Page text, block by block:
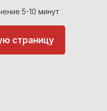
страницу
5-10 минут